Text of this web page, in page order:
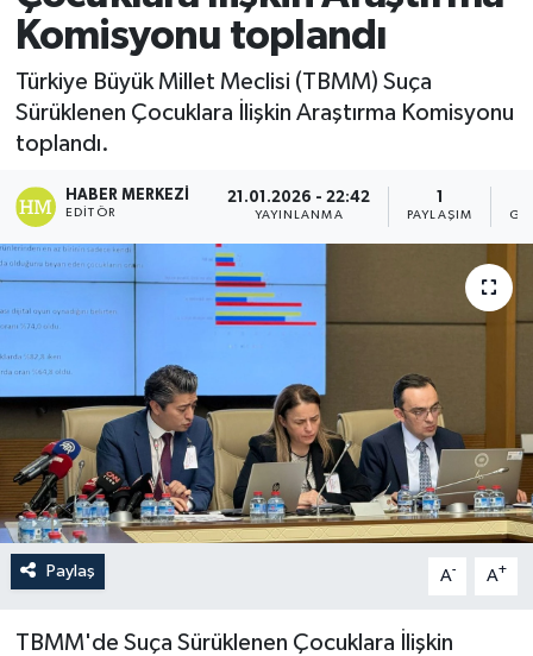
Komisyonu toplandı
Türkiye Büyük Millet Meclisi (TBMM) Suça
Sürüklenen Çocuklara İlişkin Araştırma Komisyonu
toplandı.
HABER MERKEZI
EDITÖR
21.01.2026 - 22:42
YAYINLANMA PAYLAŞIM
Paylaş A- A+
TBMM'de Suça Sürüklenen Çocuklara İlişkin